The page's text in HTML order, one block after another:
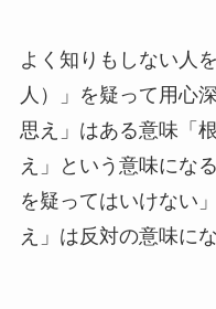
よく知りもしない人
人）」を疑って用心
思え」はある意味「
え」という意味にな
を疑ってはいけない
え」は反対の意味に